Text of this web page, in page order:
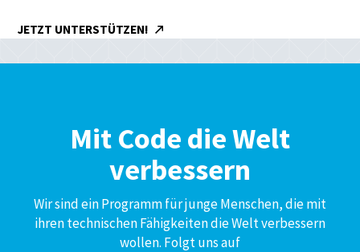
JETZT UNTERSTÜTZEN!
Mit Code die Welt
verbessern
Wir sind ein Programm für junge Menschen, die mit
ihren technischen Fähigkeiten die Welt verbessern
wollen. Folgt uns auf